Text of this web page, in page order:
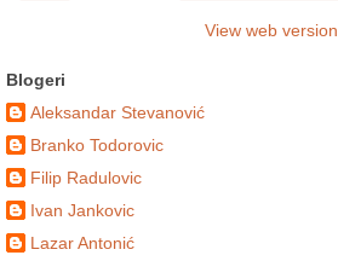
View web version
Blogeri
Aleksandar Stevanović
Branko Todorovic
Filip Radulovic
Ivan Jankovic
Lazar Antonić